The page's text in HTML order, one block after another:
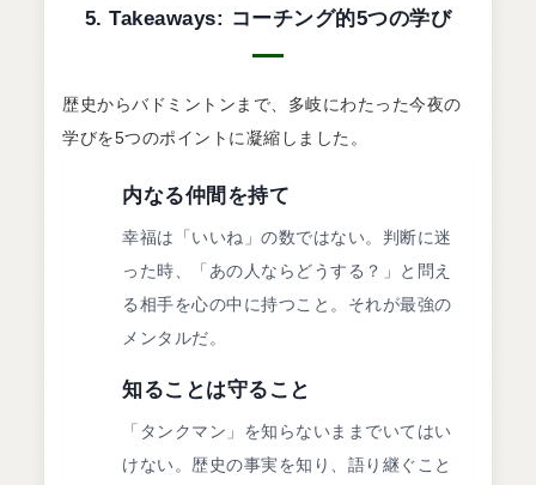
5. Takeaways: コーチング的5つの学び
歴史からバドミントンまで、多岐にわたった今夜の
学びを5つのポイントに凝縮しました。
内なる仲間を持て
幸福は「いいね」の数ではない。判断に迷
った時、「あの人ならどうする？」と問え
る相手を心の中に持つこと。それが最強の
メンタルだ。
知ることは守ること
「タンクマン」を知らないままでいてはい
けない。歴史の事実を知り、語り継ぐこと